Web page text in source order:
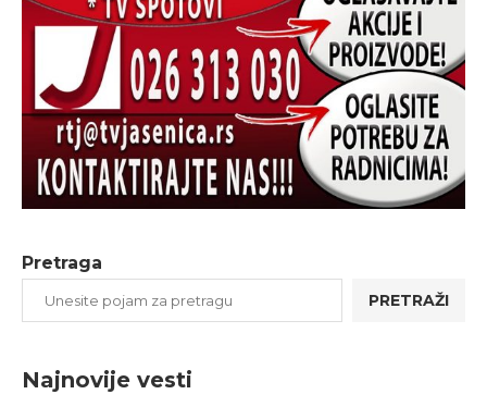
Pretraga
PRETRAŽI
Najnovije vesti